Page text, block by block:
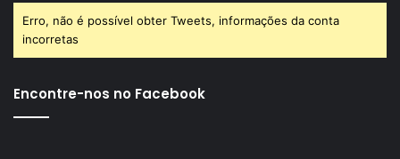
Erro, não é possível obter Tweets, informações da conta
incorretas
Encontre-nos no Facebook